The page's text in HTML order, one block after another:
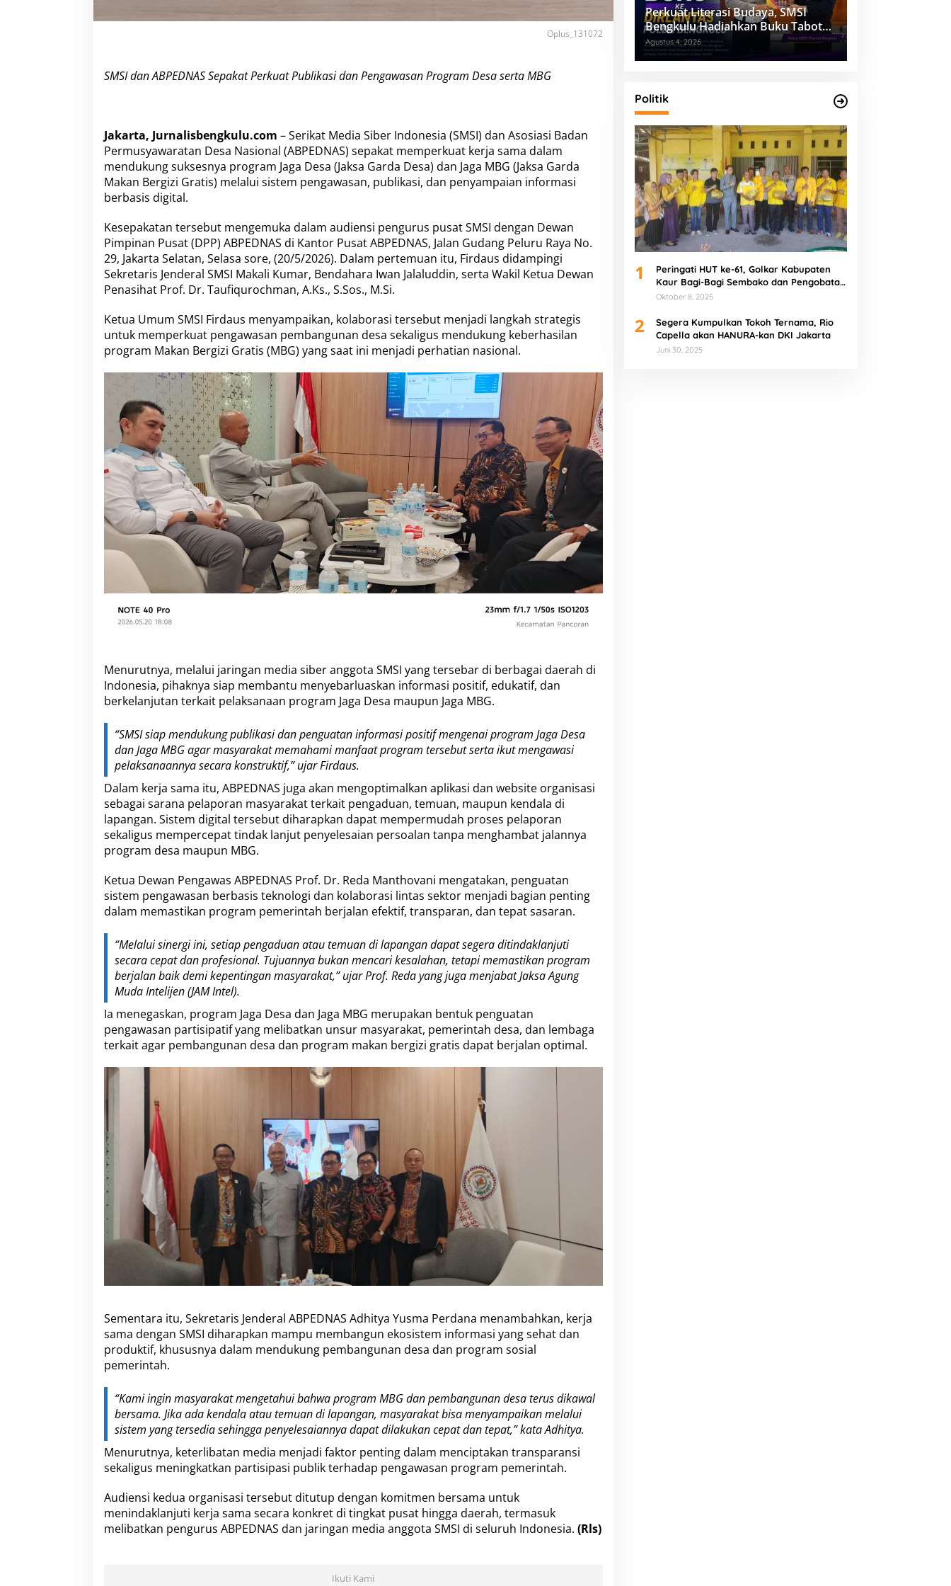
D
s
M
B
G
Oplus_131072
SMSI dan ABPEDNAS Sepakat Perkuat Publikasi dan Pengawasan Program Desa serta MBG
Jakarta, Jurnalisbengkulu.com – Serikat Media Siber Indonesia (SMSI) dan Asosiasi Badan
Permusyawaratan Desa Nasional (ABPEDNAS) sepakat memperkuat kerja sama dalam
mendukung suksesnya program Jaga Desa (Jaksa Garda Desa) dan Jaga MBG (Jaksa Garda
Makan Bergizi Gratis) melalui sistem pengawasan, publikasi, dan penyampaian informasi
berbasis digital.
Kesepakatan tersebut mengemuka dalam audiensi pengurus pusat SMSI dengan Dewan
Pimpinan Pusat (DPP) ABPEDNAS di Kantor Pusat ABPEDNAS, Jalan Gudang Peluru Raya No.
29, Jakarta Selatan, Selasa sore, (20/5/2026). Dalam pertemuan itu, Firdaus didampingi
Sekretaris Jenderal SMSI Makali Kumar, Bendahara Iwan Jalaluddin, serta Wakil Ketua Dewan
Penasihat Prof. Dr. Taufiqurochman, A.Ks., S.Sos., M.Si.
Ketua Umum SMSI Firdaus menyampaikan, kolaborasi tersebut menjadi langkah strategis
untuk memperkuat pengawasan pembangunan desa sekaligus mendukung keberhasilan
program Makan Bergizi Gratis (MBG) yang saat ini menjadi perhatian nasional.
Menurutnya, melalui jaringan media siber anggota SMSI yang tersebar di berbagai daerah di
Indonesia, pihaknya siap membantu menyebarluaskan informasi positif, edukatif, dan
berkelanjutan terkait pelaksanaan program Jaga Desa maupun Jaga MBG.
“SMSI siap mendukung publikasi dan penguatan informasi positif mengenai program Jaga Desa
dan Jaga MBG agar masyarakat memahami manfaat program tersebut serta ikut mengawasi
pelaksanaannya secara konstruktif,” ujar Firdaus.
Dalam kerja sama itu, ABPEDNAS juga akan mengoptimalkan aplikasi dan website organisasi
sebagai sarana pelaporan masyarakat terkait pengaduan, temuan, maupun kendala di
lapangan. Sistem digital tersebut diharapkan dapat mempermudah proses pelaporan
sekaligus mempercepat tindak lanjut penyelesaian persoalan tanpa menghambat jalannya
program desa maupun MBG.
Ketua Dewan Pengawas ABPEDNAS Prof. Dr. Reda Manthovani mengatakan, penguatan
sistem pengawasan berbasis teknologi dan kolaborasi lintas sektor menjadi bagian penting
dalam memastikan program pemerintah berjalan efektif, transparan, dan tepat sasaran.
“Melalui sinergi ini, setiap pengaduan atau temuan di lapangan dapat segera ditindaklanjuti
secara cepat dan profesional. Tujuannya bukan mencari kesalahan, tetapi memastikan program
berjalan baik demi kepentingan masyarakat,” ujar Prof. Reda yang juga menjabat Jaksa Agung
Muda Intelijen (JAM Intel).
Ia menegaskan, program Jaga Desa dan Jaga MBG merupakan bentuk penguatan
pengawasan partisipatif yang melibatkan unsur masyarakat, pemerintah desa, dan lembaga
terkait agar pembangunan desa dan program makan bergizi gratis dapat berjalan optimal.
Sementara itu, Sekretaris Jenderal ABPEDNAS Adhitya Yusma Perdana menambahkan, kerja
sama dengan SMSI diharapkan mampu membangun ekosistem informasi yang sehat dan
produktif, khususnya dalam mendukung pembangunan desa dan program sosial
pemerintah.
“Kami ingin masyarakat mengetahui bahwa program MBG dan pembangunan desa terus dikawal
bersama. Jika ada kendala atau temuan di lapangan, masyarakat bisa menyampaikan melalui
sistem yang tersedia sehingga penyelesaiannya dapat dilakukan cepat dan tepat,” kata Adhitya.
Menurutnya, keterlibatan media menjadi faktor penting dalam menciptakan transparansi
sekaligus meningkatkan partisipasi publik terhadap pengawasan program pemerintah.
Audiensi kedua organisasi tersebut ditutup dengan komitmen bersama untuk
menindaklanjuti kerja sama secara konkret di tingkat pusat hingga daerah, termasuk
melibatkan pengurus ABPEDNAS dan jaringan media anggota SMSI di seluruh Indonesia. (Rls)
Ikuti Kami
Perkuat Literasi Budaya, SMSI
Bengkulu Hadiahkan Buku Tabot
untuk Dirlantas Polda
Agustus 4, 2026
Politik
1
Peringati HUT ke-61, Golkar Kabupaten
Kaur Bagi-Bagi Sembako dan Pengobatan
Gratis
Oktober 8, 2025
2
Segera Kumpulkan Tokoh Ternama, Rio
Capella akan HANURA-kan DKI Jakarta
Juni 30, 2025